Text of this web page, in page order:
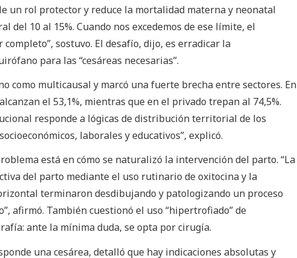
un rol protector y reduce la mortalidad materna y neonatal
del 10 al 15%. Cuando nos excedemos de ese límite, el
sostuvo. El desafío, dijo, es erradicar la
para las “cesáreas necesarias”.
como multicausal y marcó una fuerte brecha entre sectores. En
el 53,1%, mientras que en el privado trepan al 74,5%.
responde a lógicas de distribución territorial de los
laborales y educativos”, explicó.
está en cómo se naturalizó la intervención del parto. “La
del parto mediante el uso rutinario de oxitocina y la
terminaron desdibujando y patologizando un proceso
afirmó. También cuestionó el uso “hipertrofiado” de
ante la mínima duda, se opta por cirugía.
una cesárea, detalló que hay indicaciones absolutas y